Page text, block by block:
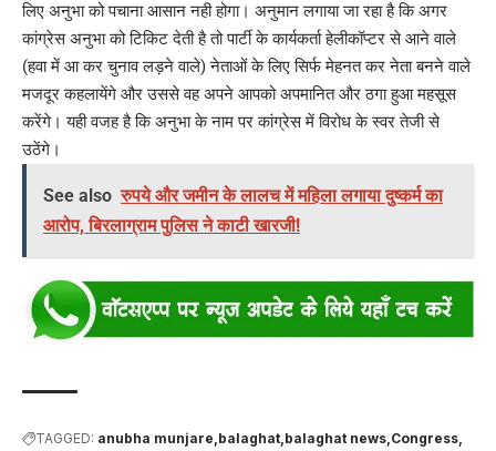
लिए अनुभा को पचाना आसान नही होगा। अनुमान लगाया जा रहा है कि अगर
कांग्रेस अनुभा को टिकिट देती है तो पार्टी के कार्यकर्ता हेलीकॉप्टर से आने वाले
(हवा में आ कर चुनाव लड़ने वाले) नेताओं के लिए सिर्फ मेहनत कर नेता बनने वाले
मजदूर कहलायेंगे और उससे वह अपने आपको अपमानित और ठगा हुआ महसूस
करेंगे। यही वजह है कि अनुभा के नाम पर कांग्रेस में विरोध के स्वर तेजी से
उठेंगे।
See also रुपये और जमीन के लालच में महिला लगाया दुष्कर्म का
आरोप, बिरलाग्राम पुलिस ने काटी खारजी!
TAGGED: anubha munjare balaghat balaghat news Congress